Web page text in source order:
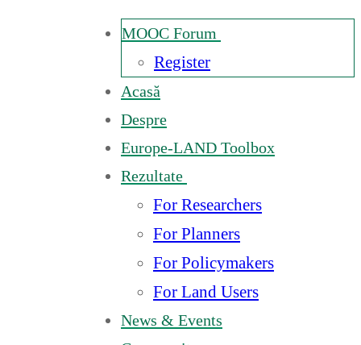
MOOC Forum
Register
Acasă
Despre
Europe-LAND Toolbox
Rezultate
For Researchers
For Planners
For Policymakers
For Land Users
News & Events